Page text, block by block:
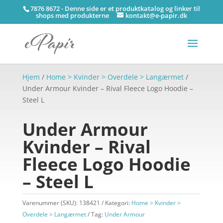
7876 8672 - Denne side er et produktkatalog og linker til
shops med produkterne kontakt@e-papir.dk
Hjem / Home > Kvinder > Overdele > Langærmet/
Under Armour Kvinder – Rival Fleece Logo Hoodie –
Steel L
Under Armour
Kvinder – Rival
Fleece Logo Hoodie
– Steel L
Varenummer (SKU): 138421 Kategori: Home > Kvinder >
Overdele > Langærmet
Tag: Under Armour